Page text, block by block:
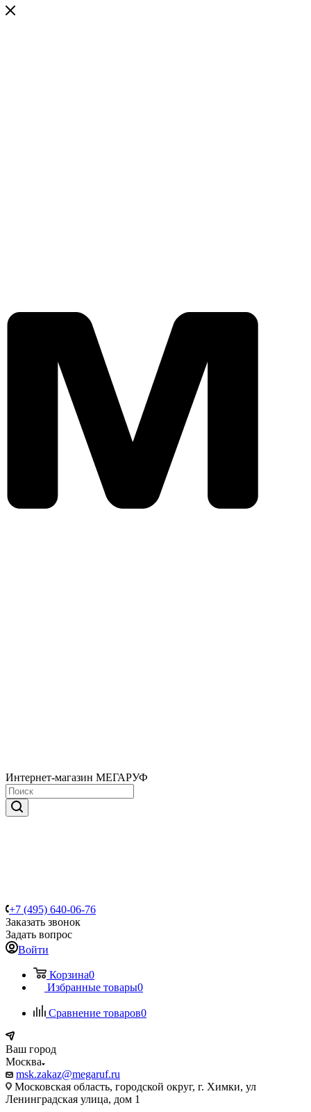
Интернет-магазин МЕГАРУФ
+7 (495) 640-06-76
Заказать звонок
Задать вопрос
Войти
Корзина0
Избранные товары0
Сравнение товаров0
Ваш город
Москва
msk.zakaz@megaruf.ru
Московская область, городской округ, г. Химки, ул
Ленинградская улица, дом 1